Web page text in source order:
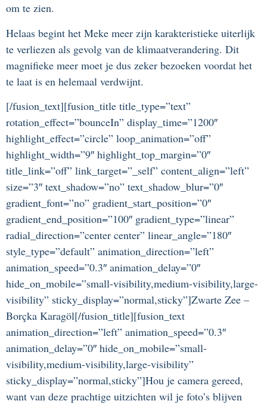
om te zien.
Helaas begint het Meke meer zijn karakteristieke uiterlijk
te verliezen als gevolg van de klimaatverandering. Dit
magnifieke meer moet je dus zeker bezoeken voordat het
te laat is en helemaal verdwijnt.
[/fusion_text][fusion_title title_type=”text”
rotation_effect=”bounceIn” display_time=”1200″
highlight_effect=”circle” loop_animation=”off”
highlight_width=”9″ highlight_top_margin=”0″
title_link=”off” link_target=”_self” content_align=”left”
size=”3″ text_shadow=”no” text_shadow_blur=”0″
gradient_font=”no” gradient_start_position=”0″
gradient_end_position=”100″ gradient_type=”linear”
radial_direction=”center center” linear_angle=”180″
style_type=”default” animation_direction=”left”
animation_speed=”0.3″ animation_delay=”0″
hide_on_mobile=”small-visibility,medium-visibility,large-
visibility” sticky_display=”normal,sticky”]Zwarte Zee –
Borçka Karagöl[/fusion_title][fusion_text
animation_direction=”left” animation_speed=”0.3″
animation_delay=”0″ hide_on_mobile=”small-
visibility,medium-visibility,large-visibility”
sticky_display=”normal,sticky”]Hou je camera gereed,
want van deze prachtige uitzichten wil je foto’s blijven